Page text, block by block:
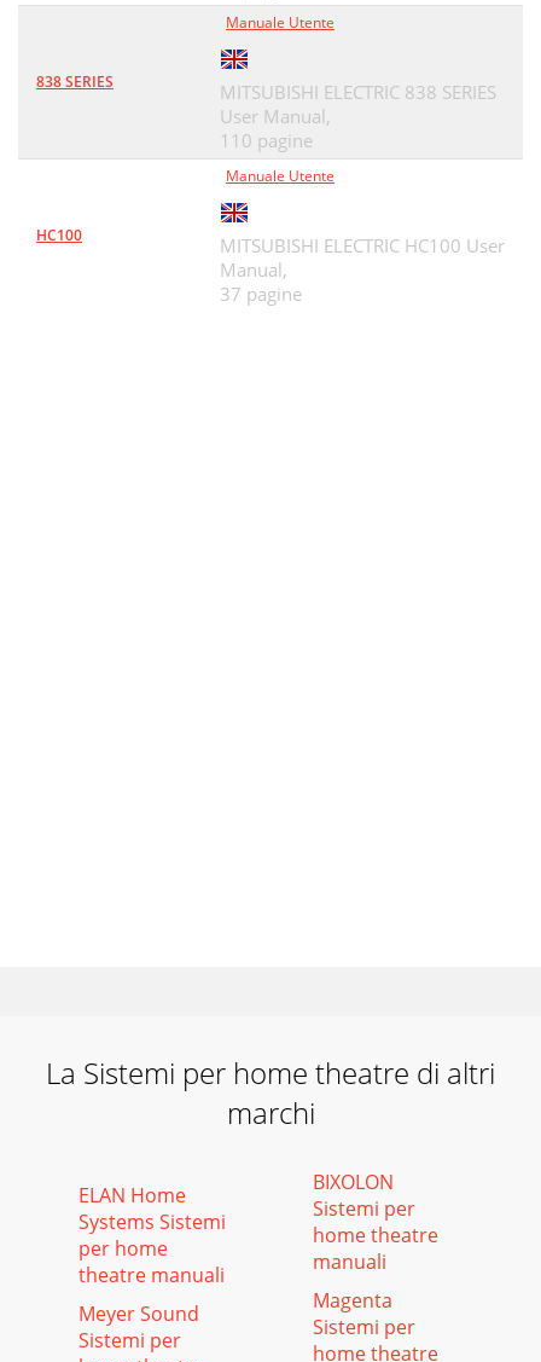
838 SERIES
Manuale Utente
MITSUBISHI ELECTRIC 838 SERIES
User Manual,
110 pagine
HC100
Manuale Utente
MITSUBISHI ELECTRIC HC100 User
Manual,
37 pagine
La Sistemi per home theatre di altri
marchi
ELAN Home
Systems Sistemi
per home
theatre manuali
Meyer Sound
Sistemi per
BIXOLON
Sistemi per
home theatre
manuali
Magenta
Sistemi per
home theatre